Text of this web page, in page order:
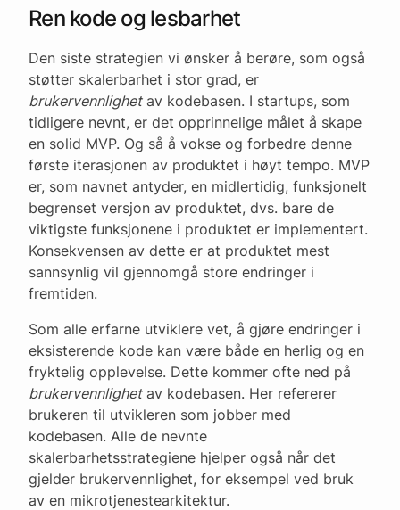
Ren kode og lesbarhet
Den siste strategien vi ønsker å berøre, som også
støtter skalerbarhet i stor grad, er
brukervennlighetav kodebasen. I startups, som
tidligere nevnt, er det opprinnelige målet å skape
en solid MVP. Og så å vokse og forbedre denne
første iterasjonen av produktet i høyt tempo. MVP
er, som navnet antyder, en midlertidig, funksjonelt
begrenset versjon av produktet, dvs. bare de
viktigste funksjonene i produktet er implementert.
Konsekvensen av dette er at produktet mest
sannsynlig vil gjennomgå store endringer i
fremtiden.
Som alle erfarne utviklere vet, å gjøre endringer i
eksisterende kode kan være både en herlig og en
fryktelig opplevelse. Dette kommer ofte ned på
brukervennlighetav kodebasen. Her refererer
brukeren til utvikleren som jobber med
kodebasen. Alle de nevnte
skalerbarhetsstrategiene hjelper også når det
gjelder brukervennlighet, for eksempel ved bruk
av en mikrotjenestearkitektur.